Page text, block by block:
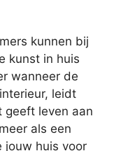
kunnen bij
kunst in huis
wanneer de
leidt
geeft leven aan
als een
jouw huis voor